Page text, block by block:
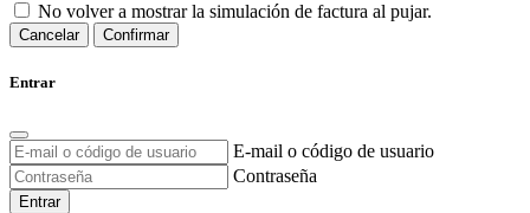
No volver a mostrar la simulación de factura al pujar.
Cancelar Confirmar
Entrar
E-mail o código de usuario
Contraseña
Entrar